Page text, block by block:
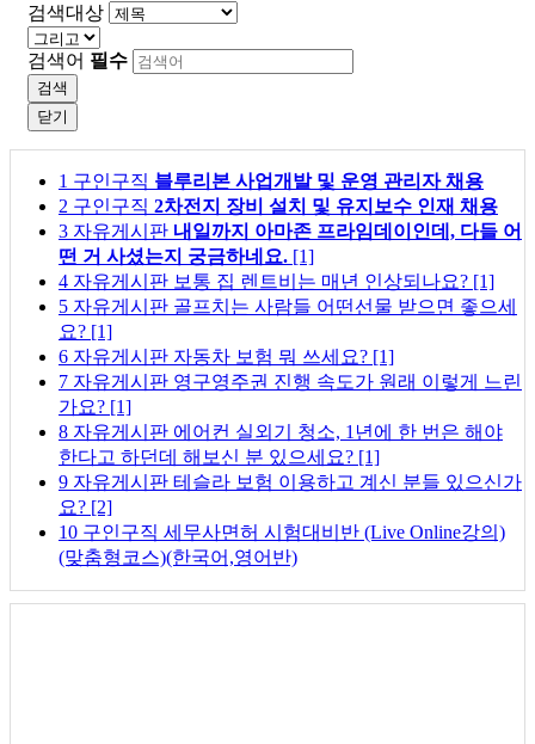
검색대상
검색어 필수
검색
닫기
1 구인구직 블루리본 사업개발 및 운영 관리자 채용
2 구인구직 2차전지 장비 설치 및 유지보수 인재 채용
3 자유게시판 내일까지 아마존 프라임데이인데, 다들 어
떤 거 사셨는지 궁금하네요. [1]
4 자유게시판 보통 집 렌트비는 매년 인상되나요? [1]
5 자유게시판 골프치는 사람들 어떤선물 받으면 좋으세
요? [1]
6 자유게시판 자동차 보험 뭐 쓰세요? [1]
7 자유게시판 영구영주권 진행 속도가 원래 이렇게 느린
가요? [1]
8 자유게시판 에어컨 실외기 청소, 1년에 한 번은 해야
한다고 하던데 해보신 분 있으세요? [1]
9 자유게시판 테슬라 보험 이용하고 계신 분들 있으신가
요? [2]
10 구인구직 세무사면허 시험대비반 (Live Online강의)
(맞춤형코스)(한국어,영어반)